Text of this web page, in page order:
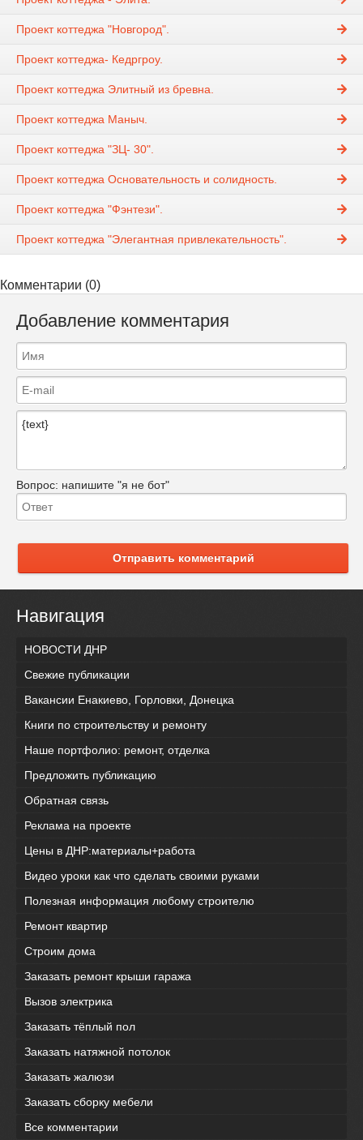
Проект коттеджа "Новгород".
Проект коттеджа- Кедргроу.
Проект коттеджа Элитный из бревна.
Проект коттеджа Маныч.
Проект коттеджа "ЗЦ- 30".
Проект коттеджа Основательность и солидность.
Проект коттеджа "Фэнтези".
Проект коттеджа "Элегантная привлекательность".
Комментарии (0)
Добавление комментария
Вопрос: напишите "я не бот"
Отправить комментарий
Навигация
НОВОСТИ ДНР
Свежие публикации
Вакансии Енакиево, Горловки, Донецка
Книги по строительству и ремонту
Наше портфолио: ремонт, отделка
Предложить публикацию
Обратная связь
Реклама на проекте
Цены в ДНР:материалы+работа
Видео уроки как что сделать своими руками
Полезная информация любому строителю
Ремонт квартир
Строим дома
Заказать ремонт крыши гаража
Вызов электрика
Заказать тёплый пол
Заказать натяжной потолок
Заказать жалюзи
Заказать сборку мебели
Все комментарии